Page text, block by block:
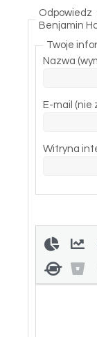
Benjamin
Twoje
Nazwa
E-mail (nie
Witryna